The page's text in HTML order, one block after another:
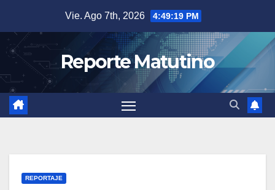
contenido
Vie. Ago 7th, 2026 4:49:19 PM
Reporte Matutino
REPORTAJE